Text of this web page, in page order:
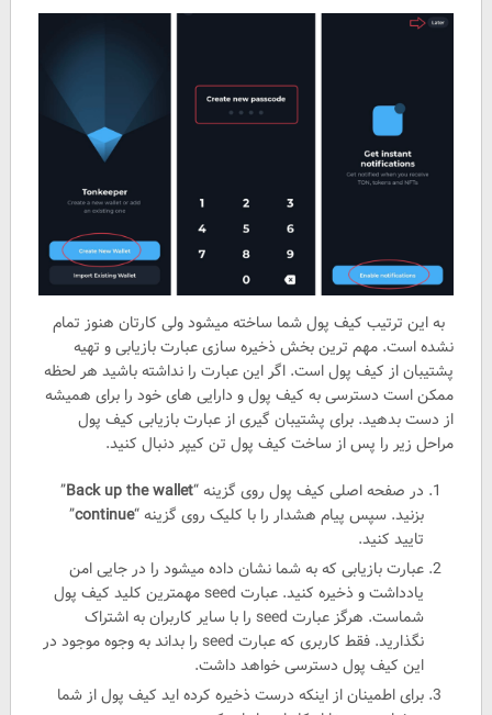
به این ترتیب کیف پول شما ساخته میشود ولی کارتان هنوز تمام
نشده است. مهم ترین بخش ذخیره سازی عبارت بازیابی و تهیه
پشتیبان از کیف پول است. اگر این عبارت را نداشته باشید هر لحظه
ممکن است دسترسی به کیف پول و دارایی های خود را برای همیشه
از دست بدهید. برای پشتیبان گیری از عبارت بازیابی کیف پول
مراحل زیر را پس از ساخت کیف پول تن کیپر دنبال کنید.
در صفحه اصلی کیف پول روی گزینه “Back up the wallet
”
بزنید. سپس پیام هشدار را با کلیک روی گزینه “continue
”
تایید کنید.
عبارت بازیابی که به شما نشان داده میشود را در جایی امن
یادداشت و ذخیره کنید. عبارت seed مهمترین کلید کیف پول
شماست. هرگز عبارت seed را با سایر کاربران به اشتراک
نگذارید. فقط کاربری که عبارت seed را بداند به وجوه موجود در
این کیف پول دسترسی خواهد داشت.
برای اطمینان از اینکه درست ذخیره کرده اید کیف پول از شما